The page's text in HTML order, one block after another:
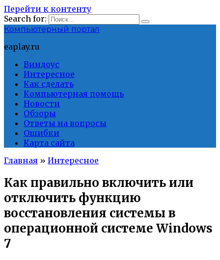
Перейти к контенту
Search for:
Компьютерный портал
eaplay.ru
Виндоус
Интересное
Как сделать
Компьютерная помощь
Новости
Обзоры
Ответы на вопросы
Ошибки
Карта сайта
Главная » Интересное
Как правильно включить или
отключить функцию
восстановления системы в
операционной системе Windows
7